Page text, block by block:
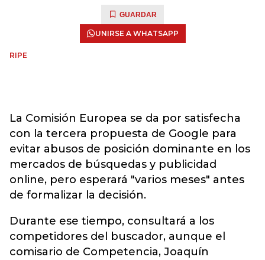
GUARDAR
UNIRSE A WHATSAPP
RIPE
La Comisión Europea se da por satisfecha
con la tercera propuesta de Google para
evitar abusos de posición dominante en los
mercados de búsquedas y publicidad
online, pero esperará "varios meses" antes
de formalizar la decisión.
Durante ese tiempo, consultará a los
competidores del buscador, aunque el
comisario de Competencia, Joaquín